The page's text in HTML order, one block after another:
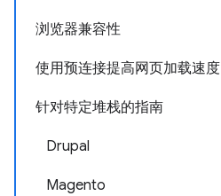
浏览器兼容性
使用预连接提高网页加载速度
针对特定堆栈的指南
Drupal
Magento